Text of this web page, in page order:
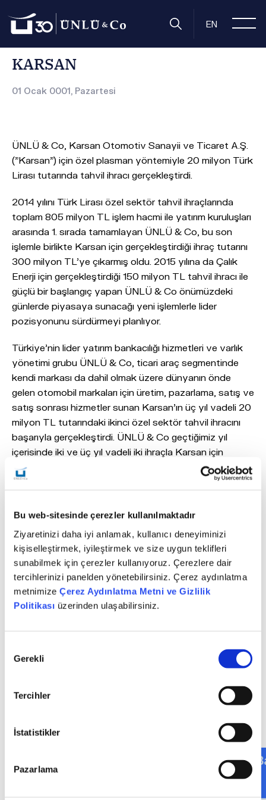
Bu web-sitesinde çerezler kullanılmaktadır
Ziyaretinizi daha iyi anlamak, kullanıcı deneyiminizi
kişiselleştirmek, iyileştirmek ve size uygun teklifleri
sunabilmek için çerezler kullanıyoruz. Çerezlere dair
tercihlerinizi panelden yönetebilirsiniz. Çerez aydınlatma
metnimize Çerez Aydınlatma Metni ve Gizlilik
Politikası üzerinden ulaşabilirsiniz.
Seçimi
Gerekli
Tercihler
İstatistikler
Pazarlama
EN
Anasayfa Basın Odası Basın Bültenleri
KARSAN
01 Ocak 0001, Pazartesi
ÜNLÜ & Co, Karsan Otomotiv Sanayii ve Ticaret A.Ş.
("Karsan") için özel plasman yöntemiyle 20 milyon Türk
Lirası tutarında tahvil ihracı gerçekleştirdi.
2014 yılını Türk Lirası özel sektör tahvil ihraçlarında
toplam 805 milyon TL işlem hacmi ile yatırım kuruluşları
arasında 1. sırada tamamlayan ÜNLÜ & Co, bu son
işlemle birlikte Karsan için gerçekleştirdiği ihraç tutarını
300 milyon TL'ye çıkarmış oldu. 2015 yılına da Çalık
Enerji için gerçekleştirdiği 150 milyon TL tahvil ihracı ile
güçlü bir başlangıç yapan ÜNLÜ & Co önümüzdeki
günlerde piyasaya sunacağı yeni işlemlerle lider
pozisyonunu sürdürmeyi planlıyor.
Türkiye'nin lider yatırım bankacılığı hizmetleri ve varlık
yönetimi grubu ÜNLÜ & Co, ticari araç segmentinde
kendi markası da dahil olmak üzere dünyanın önde
gelen otomobil markaları için üretim, pazarlama, satış ve
satış sonrası hizmetler sunan Karsan'ın üç yıl vadeli 20
milyon TL tutarındaki ikinci özel sektör tahvil ihracını
başarıyla gerçekleştirdi. ÜNLÜ & Co geçtiğimiz yıl
içerisinde iki ve üç yıl vadeli iki ihraçla Karsan için
toplam 280 milyon TL tutarında finansman sağlamıştı.
Tek bir yatırımcıya yapılan özel plasman yöntemiyle
geçtiğimiz yıl SPK'dan almış olduğu onayın imkan
Son güncelleme: 13 Ocak 2026 - 14:26
Diğer Haberler
Tüm Haberler